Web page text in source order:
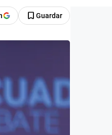
Guardar